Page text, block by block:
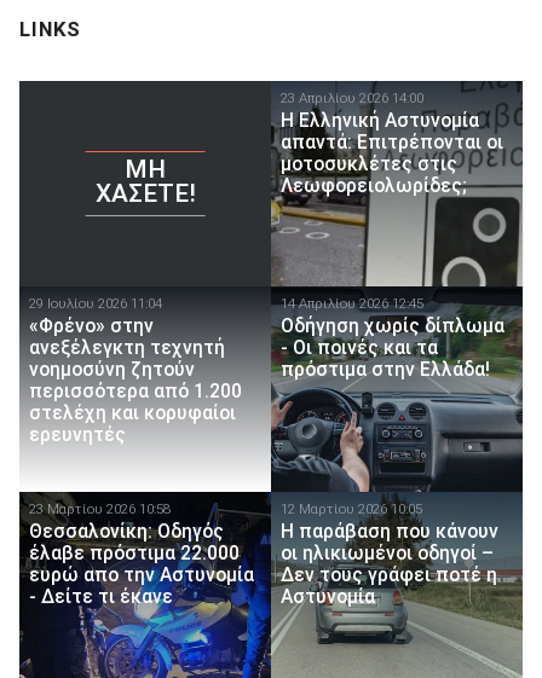
LINKS
ΜΗ
ΧΆΣΕΤΕ!
23 Απριλίου 2026 14:00
Η Ελληνική Αστυνομία
απαντά: Επιτρέπονται οι
μοτοσυκλέτες στις
Λεωφορειολωρίδες;
29 Ιουλίου 2026 11:04
«Φρένο» στην
ανεξέλεγκτη τεχνητή
νοημοσύνη ζητούν
περισσότερα από 1.200
στελέχη και κορυφαίοι
ερευνητές
14 Απριλίου 2026 12:45
Οδήγηση χωρίς δίπλωμα
- Οι ποινές και τα
πρόστιμα στην Ελλάδα!
23 Μαρτίου 2026 10:58
Θεσσαλονίκη: Οδηγός
έλαβε πρόστιμα 22.000
ευρώ απο την Αστυνομία
- Δείτε τι έκανε
12 Μαρτίου 2026 10:05
Η παράβαση που κάνουν
οι ηλικιωμένοι οδηγοί –
Δεν τους γράφει ποτέ η
Αστυνομία